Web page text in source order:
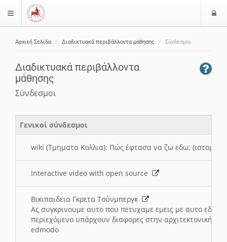
$langMenu
Αρχική Σελίδα Διαδικτυακά περιβάλλοντα μάθησης Σύνδεσμοι
Διαδικτυακά περιβάλλοντα
μάθησης
Σύνδεσμοι
Γενικοί σύνδεσμοι
wiki (Τμηματα Κολλια): Πώς έφτασα να ζω εδω; (ιστορια)
Interactive video with open source
Βικιπαιδεια Γκρετα Τούνμπεργκ
Ας συγκρινουμε αυτο που πετυχαμε εμεις με αυτο εδω
περιεχόμενο υπάρχουν διαφορες στην αρχιτεκτονική
edmodo